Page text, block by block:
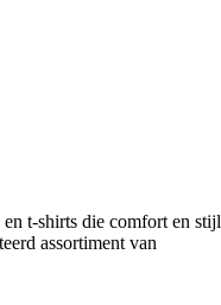
t-shirts die comfort en stijl
assortiment van